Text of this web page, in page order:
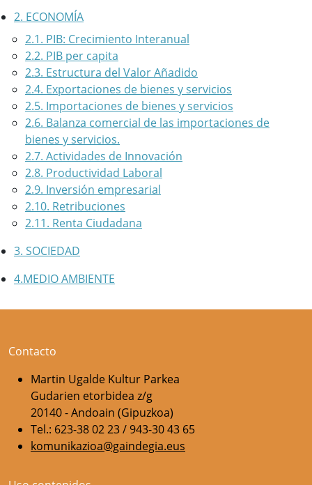
2. ECONOMÍA
2.1. PIB: Crecimiento Interanual
2.2. PIB per capita
2.3. Estructura del Valor Añadido
2.4. Exportaciones de bienes y servicios
2.5. Importaciones de bienes y servicios
2.6. Balanza comercial de las importaciones de
bienes y servicios.
2.7. Actividades de Innovación
2.8. Productividad Laboral
2.9. Inversión empresarial
2.10. Retribuciones
2.11. Renta Ciudadana
3. SOCIEDAD
4.MEDIO AMBIENTE
Contacto
Martin Ugalde Kultur Parkea
Gudarien etorbidea z/g
20140 - Andoain (Gipuzkoa)
Tel.: 623-38 02 23 / 943-30 43 65
komunikazioa@gaindegia.eus